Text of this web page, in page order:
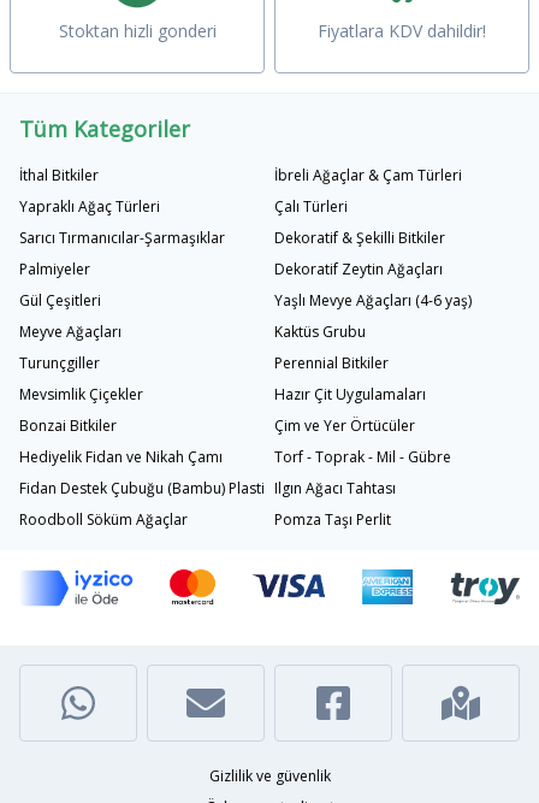
Stoktan hizli gonderi Fiyatlara KDV dahildir!
Tüm Kategoriler
İthal Bitkiler
İbreli Ağaçlar & Çam Türleri
Yapraklı Ağaç Türleri
Çalı Türleri
Sarıcı Tırmanıcılar-Şarmaşıklar
Dekoratif & Şekilli Bitkiler
Palmiyeler
Dekoratif Zeytin Ağaçları
Gül Çeşitleri
Yaşlı Mevye Ağaçları (4-6 yaş)
Meyve Ağaçları
Kaktüs Grubu
Turunçgiller
Perennial Bitkiler
Mevsimlik Çiçekler
Hazır Çit Uygulamaları
Bonzai Bitkiler
Çim ve Yer Örtücüler
Hediyelik Fidan ve Nikah Çamı
Torf - Toprak - Mil - Gübre
Fidan Destek Çubuğu (Bambu) Plastik Bağlama İpi
Ilgın Ağacı Tahtası
Roodboll Söküm Ağaçlar
Pomza Taşı Perlit
Gizlilik ve güvenlik